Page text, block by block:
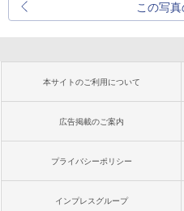
この写
本サイトのご利用について
広告掲載のご案内
プライバシーポリシー
インプレスグループ